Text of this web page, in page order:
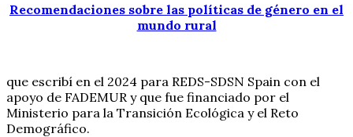
Recomendaciones sobre las políticas de género en el
mundo rural
que escribí en el 2024 para REDS-SDSN Spain con el
apoyo de FADEMUR y que fue financiado por el
Ministerio para la Transición Ecológica y el Reto
Demográfico.